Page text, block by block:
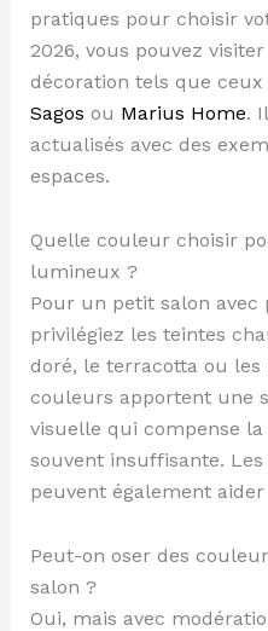
pratiques pour choisir
2026, vous pouvez
décoration tels que
Sagos ou Marius Home.
actualisés avec des
espaces.
Quelle couleur choisir
lumineux ?
Pour un petit salon avec
privilégiez les teintes
doré, le terracotta ou les
couleurs apportent une
visuelle qui compense
souvent insuffisante.
peuvent également
Peut-on oser des
salon ?
Oui, mais avec